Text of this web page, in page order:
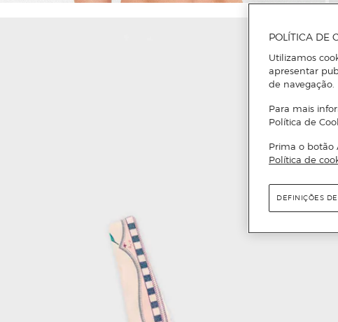
POLÍTICA DE
Utilizamos
apresentar
de navegação.
Para mais
Política de
Prima o botão
Política de
DEFINIÇÕES